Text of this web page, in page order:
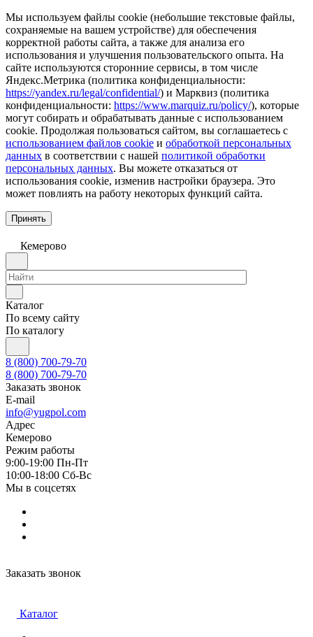
Мы используем файлы cookie (небольшие текстовые файлы,
сохраняемые на вашем устройстве) для обеспечения
корректной работы сайта, а также для анализа его
использования и улучшения пользовательского опыта. На
сайте используются сторонние сервисы, в том числе
Яндекс.Метрика (политика конфиденциальности:
https://yandex.ru/legal/confidential/) и Марквиз (политика
конфиденциальности: https://www.marquiz.ru/policy/), которые
могут собирать и обрабатывать данные с использованием
cookie. Продолжая пользоваться сайтом, вы соглашаетесь с
использованием файлов cookie и обработкой персональных
данных в соответствии с нашей политикой обработки
персональных данных. Вы можете отказаться от
использования cookie, изменив настройки браузера. Это
может повлиять на работу некоторых функций сайта.
Принять
Кемерово
Каталог
По всему сайту
По каталогу
8 (800) 700-79-70
8 (800) 700-79-70
Заказать звонок
E-mail
info@yugpol.com
Адрес
Кемерово
Режим работы
9:00-19:00 Пн-Пт
10:00-18:00 Cб-Вс
Мы в соцсетях
Заказать звонок
Каталог